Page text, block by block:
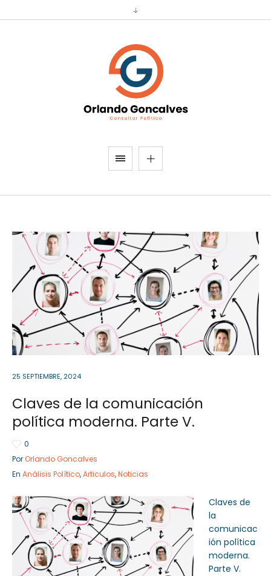
Sector Público
Servicios
Empresa Privada
Servicios
25 SEPTIEMBRE, 2024
Claves de la comunicación
política moderna. Parte V.
0
Por Orlando Goncalves
En Análisis Político,Articulos,Noticias
Claves de
la
comunicac
ión política
moderna.
Parte V.